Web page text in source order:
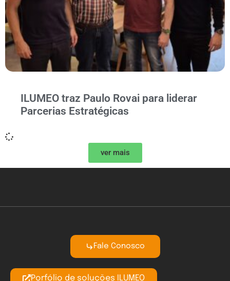
ILUMEO traz Paulo Rovai para liderar
Parcerias Estratégicas
ver mais
Fale Conosco
Porfólio de soluções ILUMEO